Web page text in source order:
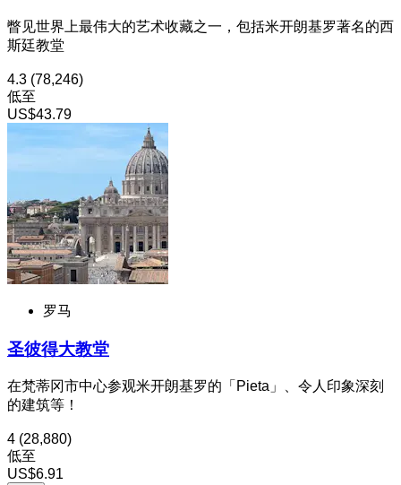
瞥见世界上最伟大的艺术收藏之一，包括米开朗基罗著名的西
斯廷教堂
4.3 (78,246)
低至
US$43.79
罗马
圣彼得大教堂
在梵蒂冈市中心参观米开朗基罗的「Pieta」、令人印象深刻
的建筑等！
4 (28,880)
低至
US$6.91